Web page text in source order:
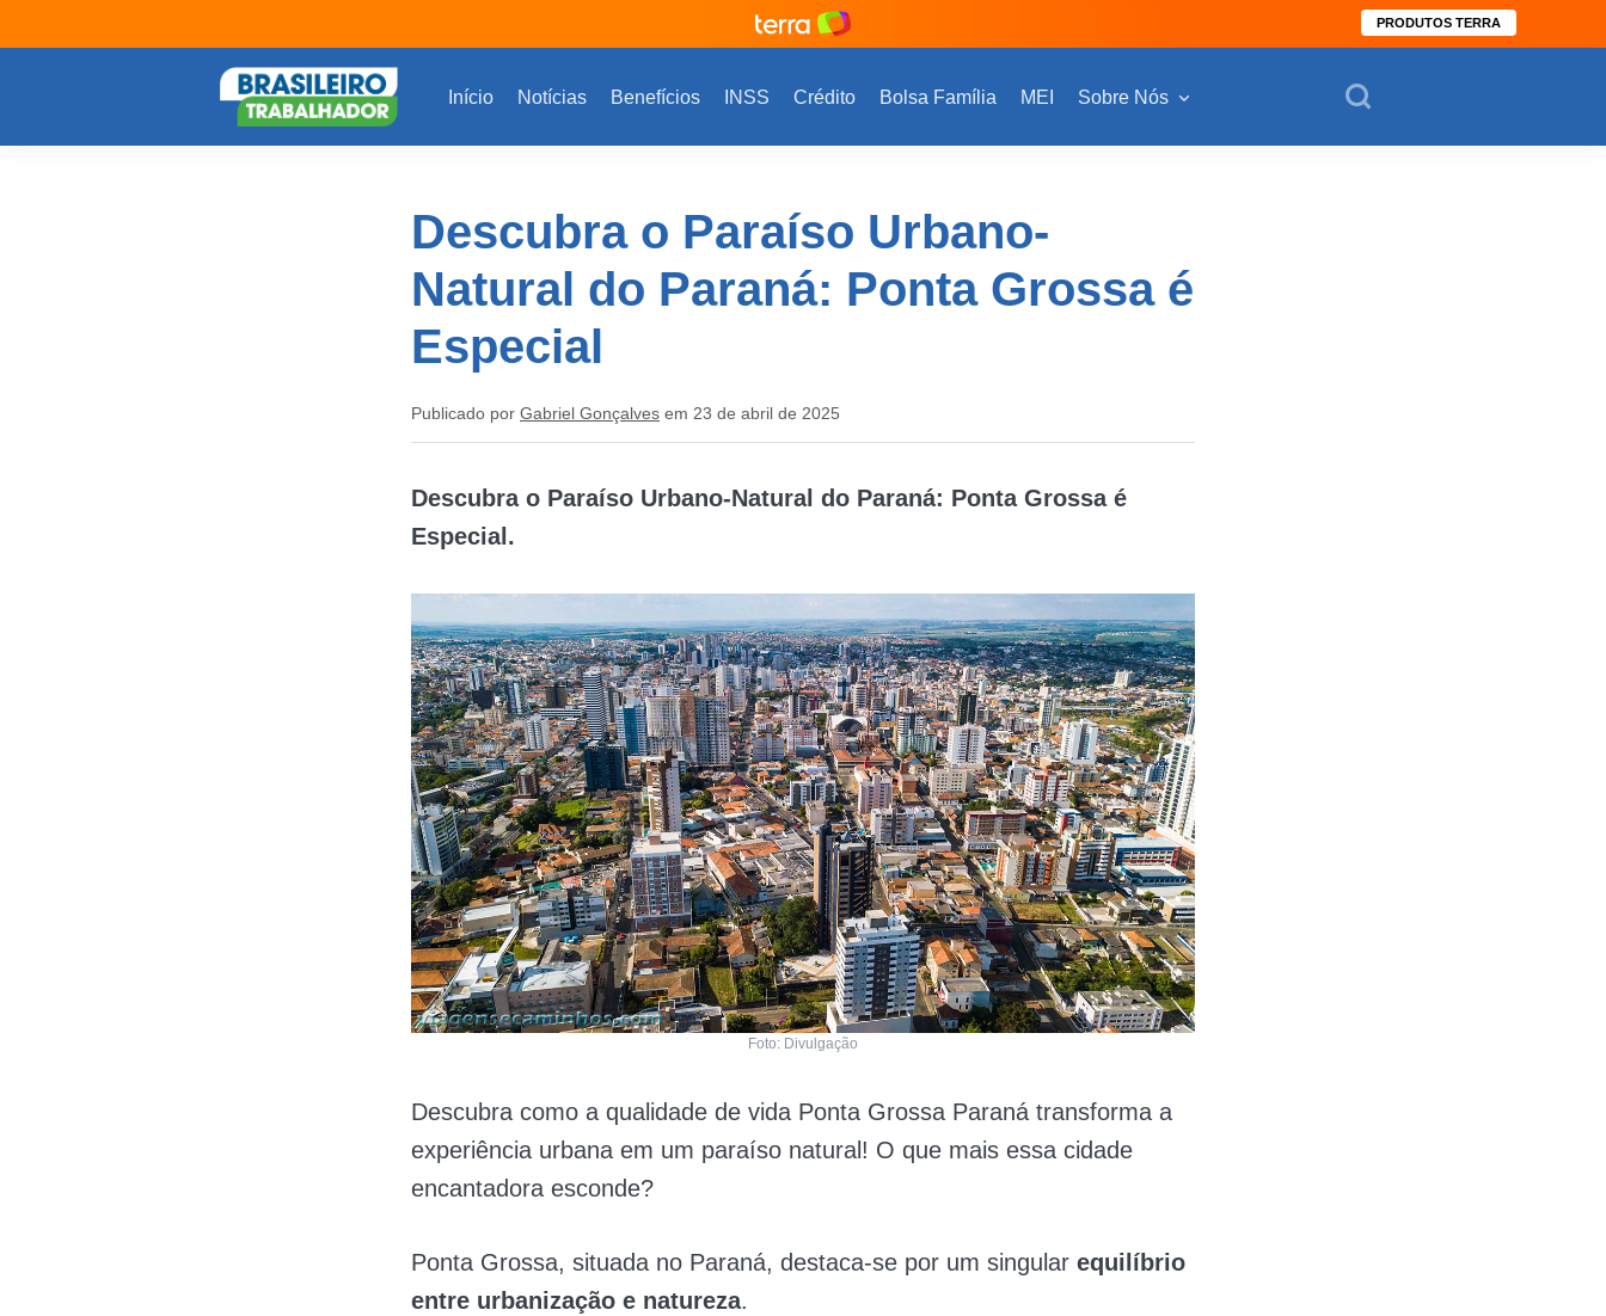
PRODUTOS TERRA
Início Notícias Benefícios INSS Crédito Bolsa Família MEI Sobre Nós
Descubra o Paraíso Urbano-
Natural do Paraná: Ponta Grossa é
Especial
Publicado por Gabriel Gonçalves em 23 de abril de 2025
Descubra o Paraíso Urbano-Natural do Paraná: Ponta Grossa é
Especial.
Foto: Divulgação
Descubra como a qualidade de vida Ponta Grossa Paraná transforma a
experiência urbana em um paraíso natural! O que mais essa cidade
encantadora esconde?
Ponta Grossa, situada no Paraná, destaca-se por um singular equilíbrio
entre urbanização e natureza.